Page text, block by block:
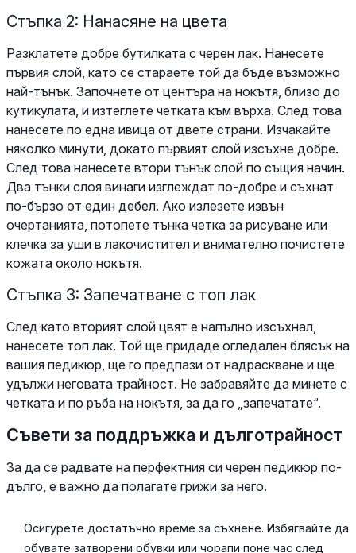
Стъпка 2: Нанасяне на цвета
Разклатете добре бутилката с черен лак. Нанесете
първия слой, като се стараете той да бъде възможно
най-тънък. Започнете от центъра на нокътя, близо до
кутикулата, и изтеглете четката към върха. След това
нанесете по една ивица от двете страни. Изчакайте
няколко минути, докато първият слой изсъхне добре.
След това нанесете втори тънък слой по същия начин.
Два тънки слоя винаги изглеждат по-добре и съхнат
по-бързо от един дебел. Ако излезете извън
очертанията, потопете тънка четка за рисуване или
клечка за уши в лакочистител и внимателно почистете
кожата около нокътя.
Стъпка 3: Запечатване с топ лак
След като вторият слой цвят е напълно изсъхнал,
нанесете топ лак. Той ще придаде огледален блясък на
вашия педикюр, ще го предпази от надраскване и ще
удължи неговата трайност. Не забравяйте да минете с
четката и по ръба на нокътя, за да го „запечатате“.
Съвети за поддръжка и дълготрайност
За да се радвате на перфектния си черен педикюр по-
дълго, е важно да полагате грижи за него.
Осигурете достатъчно време за съхнене. Избягвайте да
обувате затворени обувки или чорапи поне час след